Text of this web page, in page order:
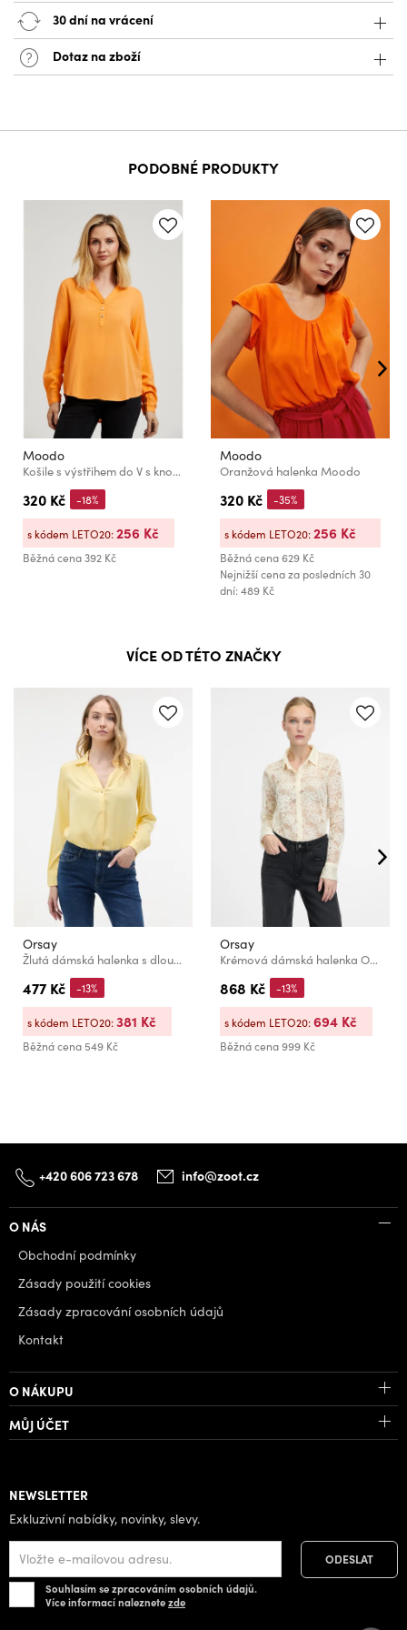
30 dní na vrácení
Dotaz na zboží
PODOBNÉ PRODUKTY
Moodo
Košile s výstřihem do V s knoflíky oranžová Moodo
320 Kč
Běžná cena392 Kč
-18%
s kódem LETO20:256 Kč
Moodo
Oranžová halenka Moodo
320 Kč
Běžná cena629 Kč
Nejnižší cena za posledních 30
dní: 489 Kč
-35%
s kódem LETO20:256 Kč
VÍCE OD TÉTO ZNAČKY
Orsay
Žlutá dámská halenka s dlouhým rukávem ORSAY
477 Kč
Běžná cena549 Kč
-13%
s kódem LETO20:381 Kč
Orsay
Krémová dámská halenka ORSAY
868 Kč
Běžná cena999 Kč
-13%
s kódem LETO20:694 Kč
+420 606 723 678 info@zoot.cz
O NÁS
Obchodní podmínky
Zásady použití cookies
Zásady zpracování osobních údajů
Kontakt
O NÁKUPU
MŮJ ÚČET
NEWSLETTER
Exkluzivní nabídky, novinky, slevy.
Souhlasím se zpracováním osobních údajů.
Více informací naleznetezde